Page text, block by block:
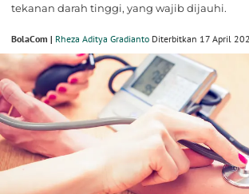
tekanan darah tinggi, yang wajib dijauhi.
BolaCom | Rheza Aditya Gradianto Diterbitkan 17 April